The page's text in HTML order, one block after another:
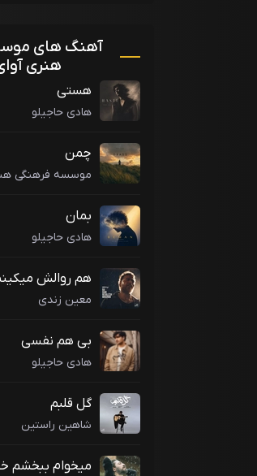
آهنگ های
هنری
هستی
هادی حاجیلو
چمن
موسسه فرهنگی
بمان
هادی حاجیلو
هم روالش
معین زندی
بی هم نفسی
هادی حاجیلو
گل قلبم
شاهین راستین
میخوام ببخشم